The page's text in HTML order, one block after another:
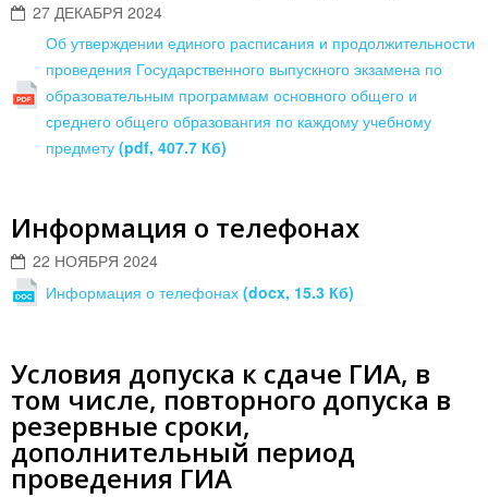
27 ДЕКАБРЯ 2024
Об утверждении единого расписания и продолжительности
проведения Государственного выпускного экзамена по
образовательным программам основного общего и
среднего общего образовангия по каждому учебному
предмету (pdf, 407.7 Кб)
Информация о телефонах
22 НОЯБРЯ 2024
Информация о телефонах (docx, 15.3 Кб)
Условия допуска к сдаче ГИА, в
том числе, повторного допуска в
резервные сроки,
дополнительный период
проведения ГИА